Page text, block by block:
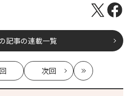
記事の連載一覧
記
次回
記
最
新